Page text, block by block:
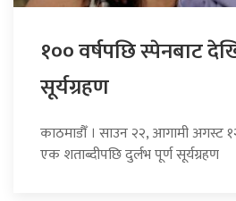
१०० वर्षपछि स्पेनबाट
सूर्यग्रहण
काठमाडौँ । साउन २२, आगामी अगस्ट
एक शताब्दीपछि दुर्लभ पूर्ण सूर्यग्रहण